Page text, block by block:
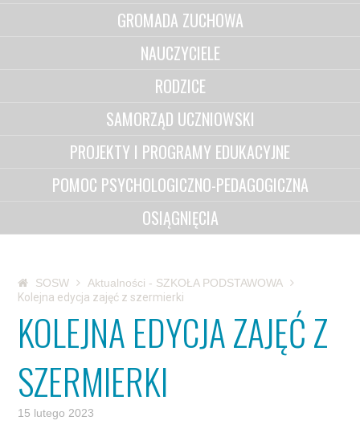
GROMADA ZUCHOWA
NAUCZYCIELE
RODZICE
SAMORZĄD UCZNIOWSKI
PROJEKTY I PROGRAMY EDUKACYJNE
POMOC PSYCHOLOGICZNO-PEDAGOGICZNA
OSIĄGNIĘCIA
SOSW
Aktualności - SZKOŁA PODSTAWOWA
Kolejna edycja zajęć z szermierki
KOLEJNA EDYCJA ZAJĘĆ Z
SZERMIERKI
15 lutego 2023